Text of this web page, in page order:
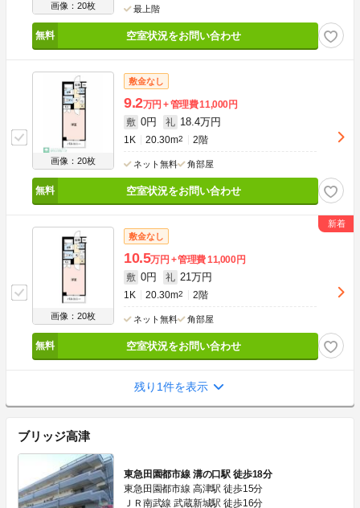
画像：20枚 最上階
空室状況をお問い合わせ
画像：20枚
敷金なし
9.2万円 管理費11,000円
敷 0円 礼 18.4万円
1K 20.30m2 2階
ネット無料 角部屋
空室状況をお問い合わせ
画像：20枚
敷金なし
10.5万円 管理費11,000円
敷 0円 礼 21万円
1K 20.30m2 2階
ネット無料 角部屋
空室状況をお問い合わせ
残り1件を表示
ブリッジ高津
東急田園都市線 溝の口駅 徒歩18分
東急田園都市線 高津駅 徒歩15分
ＪＲ南武線 武蔵新城駅 徒歩16分